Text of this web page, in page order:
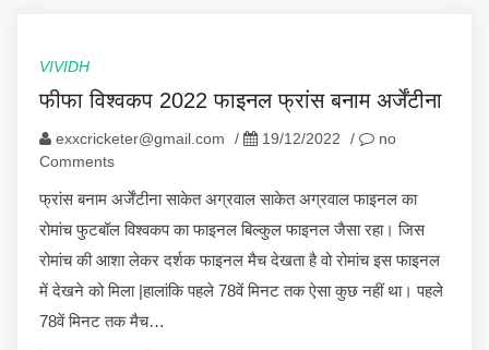
VIVIDH
फीफा विश्वकप 2022 फाइनल फ्रांस बनाम अर्जेंटीना
exxcricketer@gmail.com / 19/12/2022 /
no
Comments
फ्रांस बनाम अर्जेंटीना साकेत अग्रवाल साकेत अग्रवाल फाइनल का
रोमांच फुटबॉल विश्वकप का फाइनल बिल्कुल फाइनल जैसा रहा। जिस
रोमांच की आशा लेकर दर्शक फाइनल मैच देखता है वो रोमांच इस फाइनल
में देखने को मिला |हालांकि पहले 78वें मिनट तक ऐसा कुछ नहीं था। पहले
78वें मिनट तक मैच…